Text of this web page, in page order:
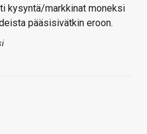
kysyntä/markkinat moneksi
pääsisivätkin eroon.